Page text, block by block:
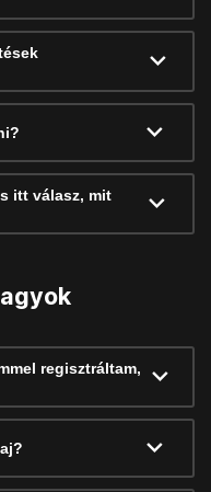
itt válasz, mit
regisztráltam,